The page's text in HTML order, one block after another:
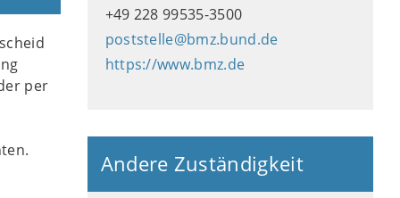
per
+49 228 99535-3500
poststelle@bmz.bund.de
https://www.bmz.de
Andere Zuständigkeit